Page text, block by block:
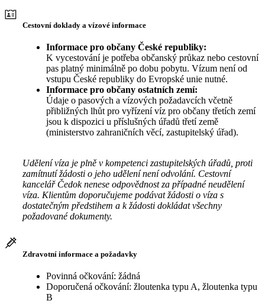
Cestovní doklady a vízové informace
Informace pro občany České republiky:
K vycestování je potřeba občanský průkaz nebo cestovní
pas platný minimálně po dobu pobytu. Vízum není od
vstupu České republiky do Evropské unie nutné.
Informace pro občany ostatních zemí:
Údaje o pasových a vízových požadavcích včetně
přibližných lhůt pro vyřízení víz pro občany třetích zemí
jsou k dispozici u příslušných úřadů třetí země
(ministerstvo zahraničních věcí, zastupitelský úřad).
Udělení víza je plně v kompetenci zastupitelských úřadů, proti
zamítnutí žádosti o jeho udělení není odvolání. Cestovní
kancelář Čedok nenese odpovědnost za případné neudělení
víza. Klientům doporučujeme podávat žádosti o víza s
dostatečným předstihem a k žádosti dokládat všechny
požadované dokumenty.
Zdravotní informace a požadavky
Povinná očkování: žádná
Doporučená očkování: žloutenka typu A, žloutenka typu
B